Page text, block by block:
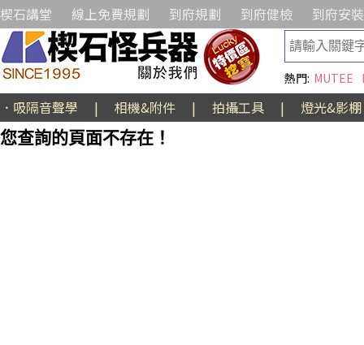
楔石講堂 線上免費規劃 到府規劃 到府健檢 到府安裝
熱門: MUTEE
．吸隔音聲學 | 相機&附件 | 拍攝工具 |
燈光&影棚
您查詢的頁面不存在！